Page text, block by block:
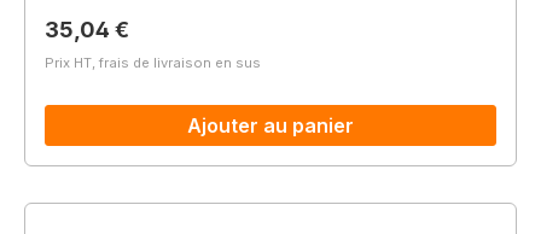
Prix régulier :
35,04 €
Prix HT, frais de livraison en sus
Ajouter au panier